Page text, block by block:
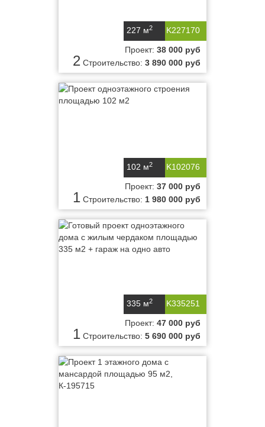
K227170
227 м2
2
Проект: 38 000 руб
Строительство: 3 890 000 руб
K102076
102 м2
1
Проект: 37 000 руб
Строительство: 1 980 000 руб
K335251
335 м2
1
Проект: 47 000 руб
Строительство: 5 690 000 руб